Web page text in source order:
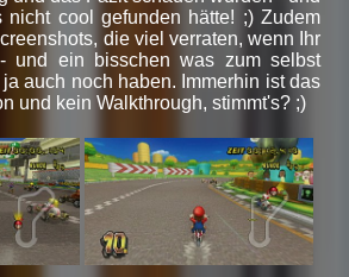
cool gefunden hätte! ;) Zudem
die viel verraten, wenn Ihr
und ein bisschen was zum selbst
auch noch haben. Immerhin ist das
und kein Walkthrough, stimmt's? ;)